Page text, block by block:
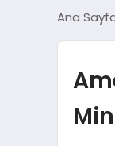
Ana